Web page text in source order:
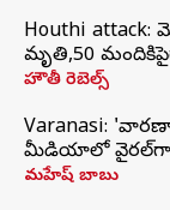
Houthi
మృతి,50
హౌతీ రెబెల్స్
Varanasi:
మీడియాలో వైరల్‌గా
మహేష్ బాబు